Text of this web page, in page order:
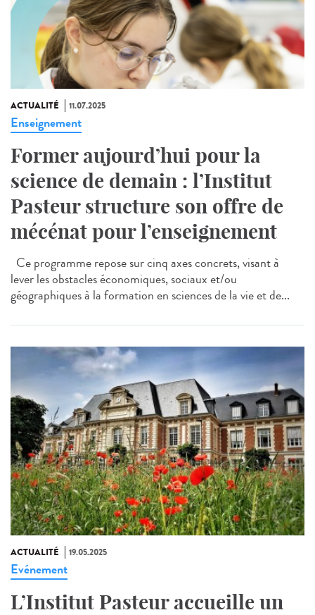
ACTUALITÉ 11.07.2025
Enseignement
Former aujourd’hui pour la
science de demain : l’Institut
Pasteur structure son offre de
mécénat pour l’enseignement
Ce programme repose sur cinq axes concrets, visant à
lever les obstacles économiques, sociaux et/ou
géographiques à la formation en sciences de la vie et de...
ACTUALITÉ 19.05.2025
Evénement
L’Institut Pasteur accueille un